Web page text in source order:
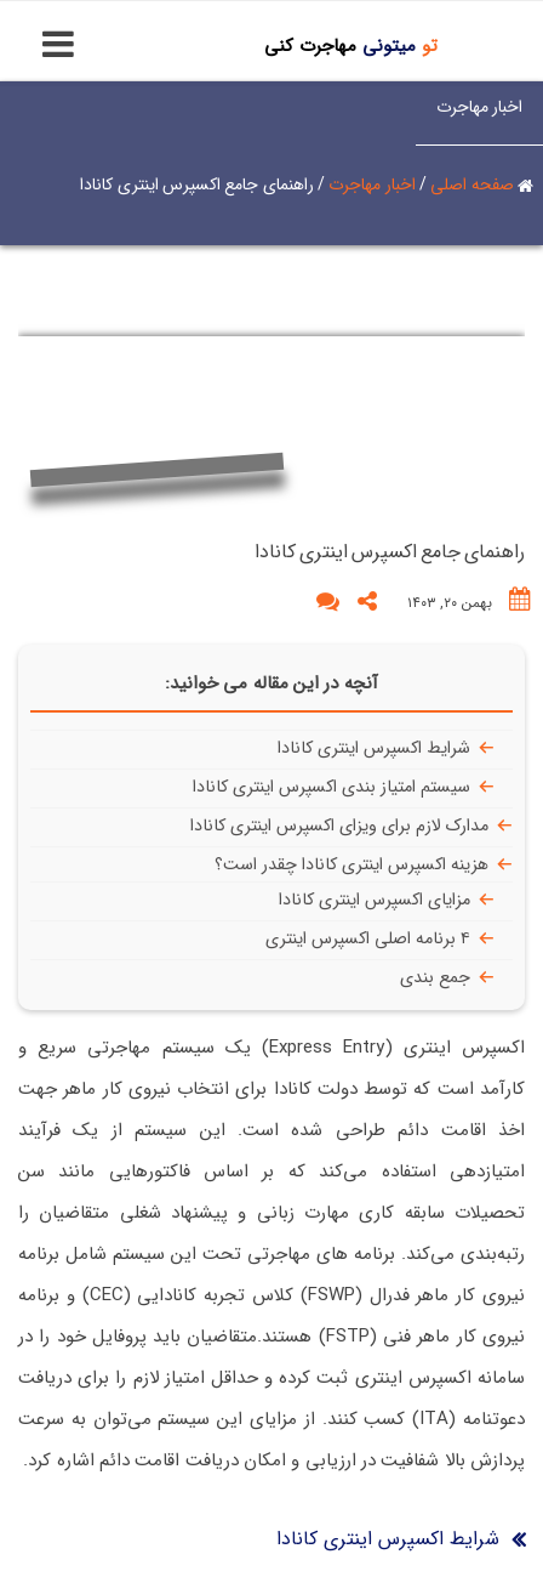
تو میتونی مهاجرت کنی
اخبار مهاجرت
صفحه اصلی/اخبار مهاجرت/راهنمای جامع اکسپرس اینتری کانادا
راهنمای جامع اکسپرس اینتری کانادا
بهمن ۲۰, ۱۴۰۳
آنچه در این مقاله می خوانید:
شرایط اکسپرس اینتری کانادا
سیستم امتیاز بندی اکسپرس اینتری کانادا
مدارک لازم برای ویزای اکسپرس اینتری کانادا
هزینه اکسپرس اینتری کانادا چقدر است؟
مزایای اکسپرس اینتری کانادا
۴ برنامه اصلی اکسپرس اینتری
جمع بندی
اکسپرس اینتری (Express Entry) یک سیستم مهاجرتی سریع و
کارآمد است که توسط دولت کانادا برای انتخاب نیروی کار ماهر جهت
اخذ اقامت دائم طراحی شده است. این سیستم از یک فرآیند
امتیازدهی استفاده می‌کند که بر اساس فاکتورهایی مانند سن
تحصیلات سابقه کاری مهارت زبانی و پیشنهاد شغلی متقاضیان را
رتبه‌بندی می‌کند. برنامه‌ های مهاجرتی تحت این سیستم شامل برنامه
نیروی کار ماهر فدرال (FSWP) کلاس تجربه کانادایی (CEC) و برنامه
نیروی کار ماهر فنی (FSTP) هستند.متقاضیان باید پروفایل خود را در
سامانه اکسپرس اینتری ثبت کرده و حداقل امتیاز لازم را برای دریافت
دعوتنامه (ITA) کسب کنند. از مزایای این سیستم می‌توان به سرعت
پردازش بالا شفافیت در ارزیابی و امکان دریافت اقامت دائم اشاره کرد.
شرایط اکسپرس اینتری کانادا